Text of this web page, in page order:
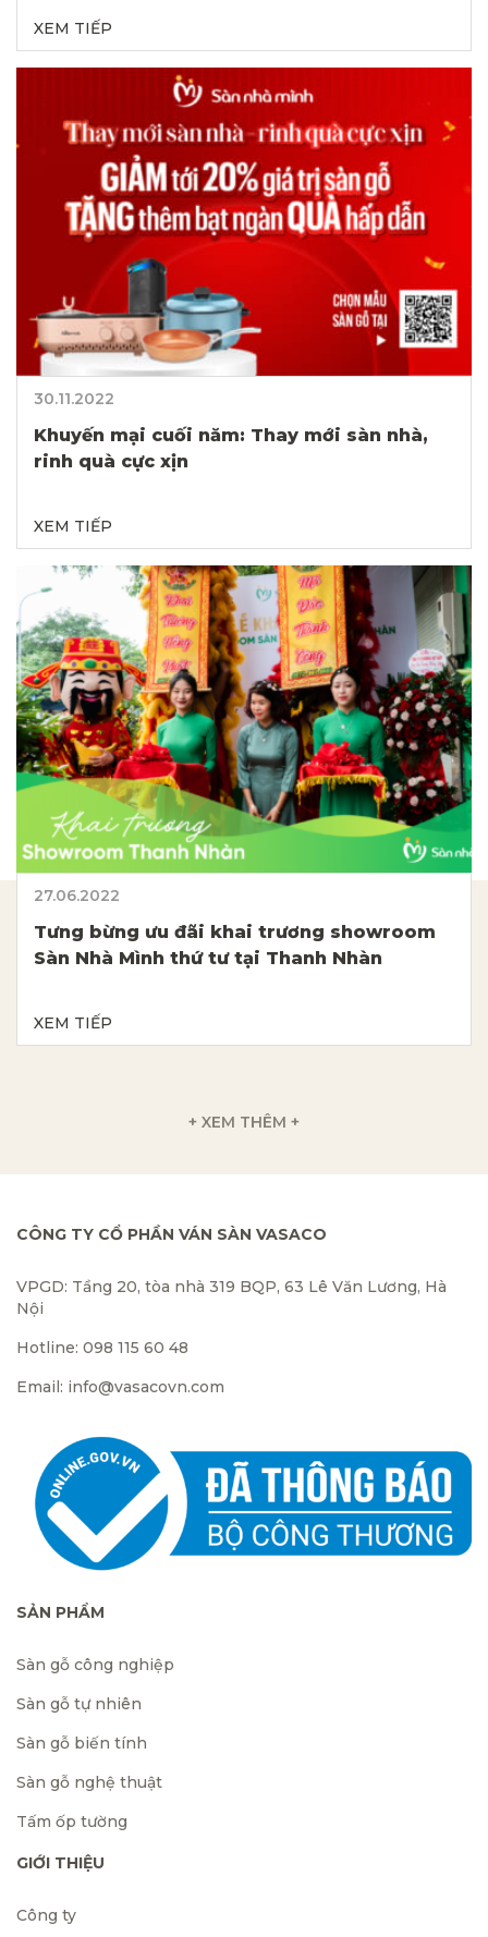
XEM TIẾP
30.11.2022
Khuyến mại cuối năm: Thay mới sàn nhà,
rinh quà cực xịn
XEM TIẾP
27.06.2022
Tưng bừng ưu đãi khai trương showroom
Sàn Nhà Mình thứ tư tại Thanh Nhàn
XEM TIẾP
+ XEM THÊM +
CÔNG TY CỔ PHẦN VÁN SÀN VASACO
VPGD: Tầng 20, tòa nhà 319 BQP, 63 Lê Văn Lương, Hà
Nội
Hotline: 098 115 60 48
Email: info@vasacovn.com
SẢN PHẨM
Sàn gỗ công nghiệp
Sàn gỗ tự nhiên
Sàn gỗ biến tính
Sàn gỗ nghệ thuật
Tấm ốp tường
GIỚI THIỆU
Công ty